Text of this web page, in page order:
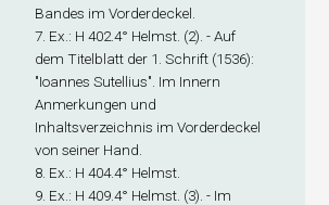
Bandes im Vorderdeckel.
7. Ex .: H 402.4° Helmst. (2). - Auf
dem Titelblatt der 1. Schrift (1536):
"Ioannes Sutellius". Im Innern
Anmerkungen und
Inhaltsverzeichnis im Vorderdeckel
von seiner Hand.
8. Ex .: H 404.4° Helmst.
9. Ex .: H 409.4° Helmst. (3). - Im